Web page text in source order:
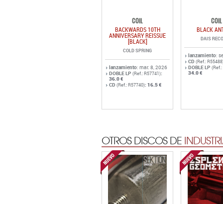
COIL
BACKWARDS 10TH
ANNIVERSARY REISSUE
[BLACK]
COLD SPRING
lanzamiento: mar. 8, 2026
DOBLE LP (Ref.: R57741):
36.0 €
CD (Ref.: R57740): 16.5 €
COIL
BLACK
DAIS
lanzamiento:
CD (Ref.:
DOBLE LP
34.0 €
OTROS DISCOS DE